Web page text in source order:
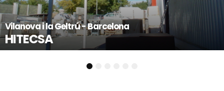
- Barcelona
Castellón
SUR
4